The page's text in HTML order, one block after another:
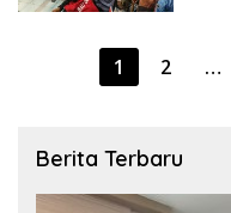
Paginasi
1 2 …
Berita Terbaru